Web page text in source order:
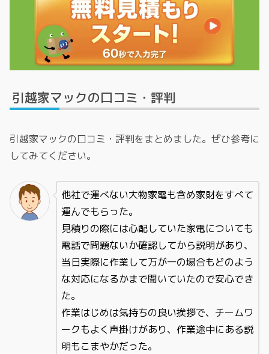
引越家マックの口コミ・評判
引越家マックの口コミ・評判をまとめました。ぜひ参考に
してみてください。
他社で運べない大物家電も含め家財をすべて
運んでもらった。
見積りの際には心配していた家電についても
電話で問題ないか確認してから説明があり、
当日実際に作業して万が一の場合もどのよう
な対応になるかまで聞いていたので安心でき
た。
作業はじめは気持ちの良い挨拶で、チームワ
ークもよく声掛けがあり、作業途中にある説
明もこまやかだった。